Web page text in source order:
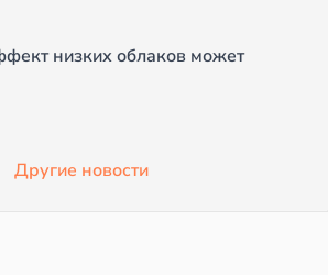
низких облаков может
Другие новости